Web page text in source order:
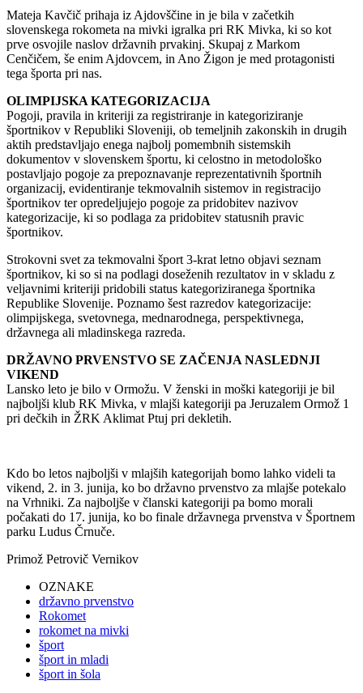
Mateja Kavčič prihaja iz Ajdovščine in je bila v začetkih
slovenskega rokometa na mivki igralka pri RK Mivka, ki so kot
prve osvojile naslov državnih prvakinj. Skupaj z Markom
Cenčičem, še enim Ajdovcem, in Ano Žigon je med protagonisti
tega športa pri nas.
OLIMPIJSKA KATEGORIZACIJA
Pogoji, pravila in kriteriji za registriranje in kategoriziranje
športnikov v Republiki Sloveniji, ob temeljnih zakonskih in drugih
aktih predstavljajo enega najbolj pomembnih sistemskih
dokumentov v slovenskem športu, ki celostno in metodološko
postavljajo pogoje za prepoznavanje reprezentativnih športnih
organizacij, evidentiranje tekmovalnih sistemov in registracijo
športnikov ter opredeljujejo pogoje za pridobitev nazivov
kategorizacije, ki so podlaga za pridobitev statusnih pravic
športnikov.
Strokovni svet za tekmovalni šport 3-krat letno objavi seznam
športnikov, ki so si na podlagi doseženih rezultatov in v skladu z
veljavnimi kriteriji pridobili status kategoriziranega športnika
Republike Slovenije. Poznamo šest razredov kategorizacije:
olimpijskega, svetovnega, mednarodnega, perspektivnega,
državnega ali mladinskega razreda.
DRŽAVNO PRVENSTVO SE ZAČENJA NASLEDNJI
VIKEND
Lansko leto je bilo v Ormožu. V ženski in moški kategoriji je bil
najboljši klub RK Mivka, v mlajši kategoriji pa Jeruzalem Ormož 1
pri dečkih in ŽRK Aklimat Ptuj pri dekletih.
Kdo bo letos najboljši v mlajših kategorijah bomo lahko videli ta
vikend, 2. in 3. junija, ko bo državno prvenstvo za mlajše potekalo
na Vrhniki. Za najboljše v članski kategoriji pa bomo morali
počakati do 17. junija, ko bo finale državnega prvenstva v Športnem
parku Ludus Črnuče.
Primož Petrovič Vernikov
OZNAKE
državno prvenstvo
Rokomet
rokomet na mivki
šport
šport in mladi
šport in šola